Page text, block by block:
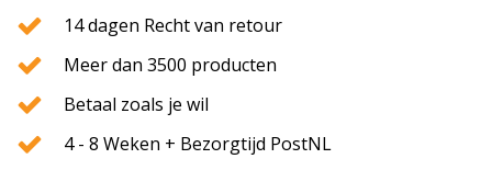
14 dagen Recht van retour
Meer dan 3500 producten
Betaal zoals je wil
4 - 8 Weken + Bezorgtijd PostNL